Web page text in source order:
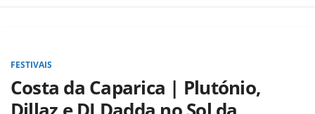
FESTIVAIS
Costa da Caparica | Plutónio,